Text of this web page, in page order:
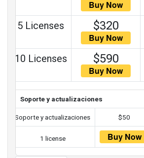
5 Licenses $320
10 Licenses $590
Soporte y actualizaciones
Soporte y actualizaciones $50
1 license